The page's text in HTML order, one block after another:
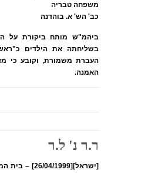
משפחה טבריה
כב' הש' א. בוהדנה
ביהמ"ש מותח ביקורת על
בשליחתה את הילדים
העברת משמורת, וקובע כי
האמנה.
ר.ר נ' ל.ר
[ישראל][26/04/